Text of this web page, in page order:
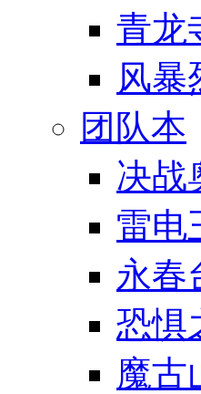
青龙
风暴
团队本
决战
雷电
永春
恐惧
魔古